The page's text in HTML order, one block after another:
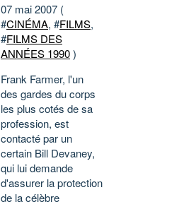
07 mai 2007 (
#CINÉMA, #FILMS,
#FILMS DES
ANNÉES 1990)
Frank Farmer, l'un
des gardes du corps
les plus cotés de sa
profession, est
contacté par un
certain Bill Devaney,
qui lui demande
d'assurer la protection
de la célèbre